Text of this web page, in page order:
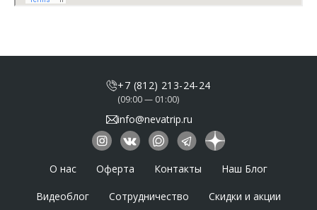
+7 (812) 213-24-24
(09:00 — 01:00)
info@nevatrip.ru
О нас Оферта Контакты Наш Блог
Видеоблог Сотрудничество Скидки и акции